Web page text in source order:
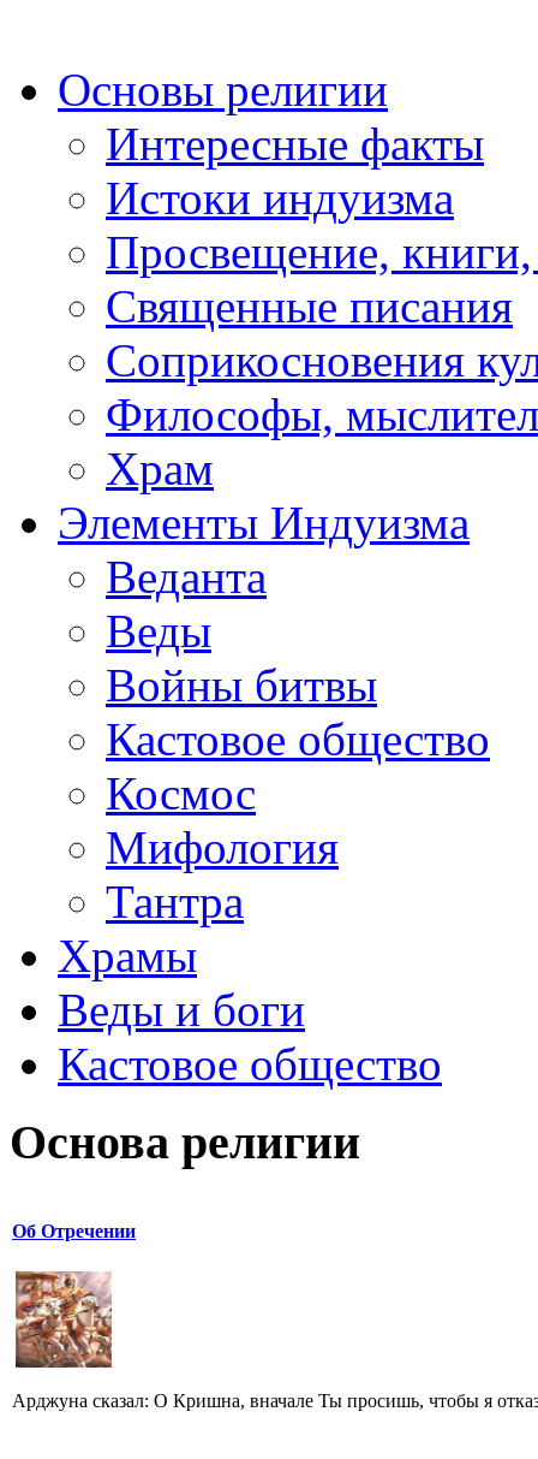
Основы религии
Интересные факты
Истоки индуизма
Просвещение, книги,
Священные писания
Соприкосновения
Философы,
Храм
Элементы Индуизма
Веданта
Веды
Войны битвы
Кастовое общество
Космос
Мифология
Тантра
Храмы
Веды и боги
Кастовое общество
Основа религии
Об Отречении
Арджуна сказал: O Кришна, вначале Ты просишь, чтобы я